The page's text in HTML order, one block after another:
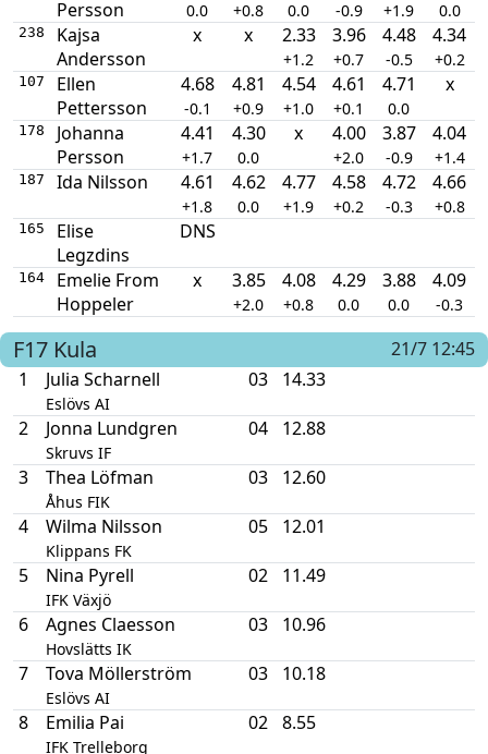
Persson
0.0 +0.8 0.0 -0.9 +1.9 0.0
238
Kajsa
Andersson
x x 2.33
+1.2
3.96
+0.7
4.48
-0.5
4.34
+0.2
107
Ellen
Pettersson
4.68
-0.1
4.81
+0.9
4.54
+1.0
4.61
+0.1
4.71
0.0
x
178
Johanna
Persson
4.41
+1.7
4.30
0.0
x 4.00
+2.0
3.87
-0.9
4.04
+1.4
187 Ida Nilsson 4.61
+1.8
4.62
0.0
4.77
+1.9
4.58
+0.2
4.72
-0.3
4.66
+0.8
165
Elise
Legzdins
DNS
164
Emelie From
Hoppeler
x 3.85
+2.0
4.08
+0.8
4.29
0.0
3.88
0.0
4.09
-0.3
F17 Kula
21/7 12:45
1
Julia Scharnell
Eslövs AI
03 14.33
2 Jonna Lundgren
Skruvs IF
04 12.88
3 Thea Löfman
Åhus FIK
03 12.60
4 Wilma Nilsson
Klippans FK
05 12.01
5 Nina Pyrell
IFK Växjö
02 11.49
6 Agnes Claesson
Hovslätts IK
03 10.96
7 Tova Möllerström
Eslövs AI
03 10.18
8 Emilia Pai
IFK Trelleborg
02 8.55